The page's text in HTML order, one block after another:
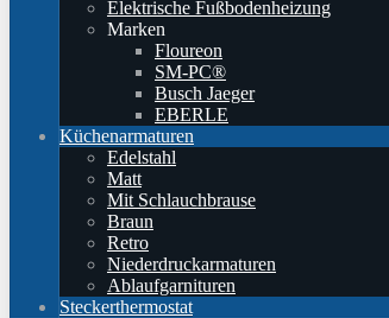
Elektrische Fußbodenheizung
Marken
Floureon
SM-PC®
Busch Jaeger
EBERLE
Küchenarmaturen
Edelstahl
Matt
Mit Schlauchbrause
Braun
Retro
Niederdruckarmaturen
Ablaufgarnituren
Steckerthermostat